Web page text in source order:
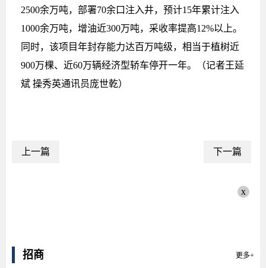
2500余万吨，部署70余口注入井，预计15年累计注入
1000余万吨，增油近300万吨，采收率提高12%以上。
同时，该项目年封存能力达百万吨级，相当于植树近
900万棵、近60万辆经济型轿车停开一年。（记者王延
斌 操秀英通讯员庞世乾）
上一篇 下一篇
x
招商 更多+